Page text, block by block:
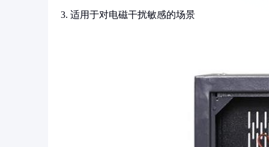
3. 适用于对电磁干扰敏感的场景